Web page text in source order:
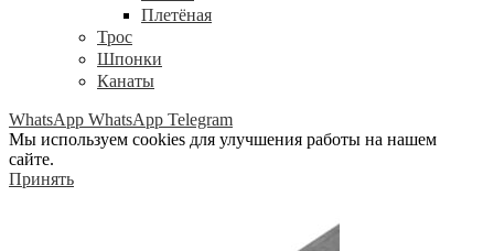
Плетёная
Трос
Шпонки
Канаты
WhatsApp WhatsApp Telegram
Мы используем cookies для улучшения работы на нашем
сайте.
Принять